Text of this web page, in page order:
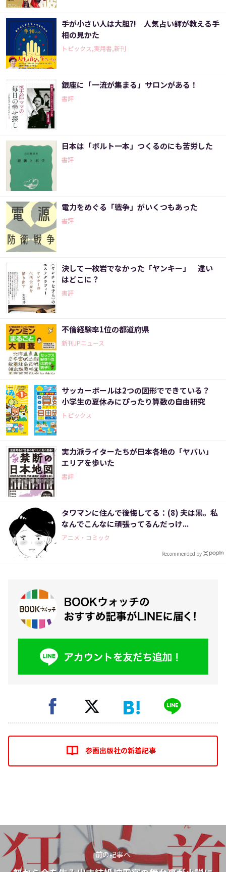
手が小さい人は大胆?! 人気占い師が教える手
相の見かた
トピックス,実用書,新刊
銀座に「一流が集まる」サロンがある！
書評
日本は「ボルト一本」つくるのにも苦労した
書評
電力をめぐる「戦争」がいくつもあった
書評
決して一枚岩でなかった「ヤンキー」 違い
はどこに？
書評
不倫経験率1位の都道府県
新刊JPニュース
サッカーボールは2つの図形でできている？
小学生の夏休みにぴったり算数の自由研究
トピックス
実力派ライターたちが日本各地の「ヤバい」
エリアを歩いた
書評
タワマンに住んで後悔してる：(8) 夫は黒。私
なんでこんなに頑張ってるんだっけ...
アニメ・コミック
Recommended by
参画出版社の新着記事
前の記事へ